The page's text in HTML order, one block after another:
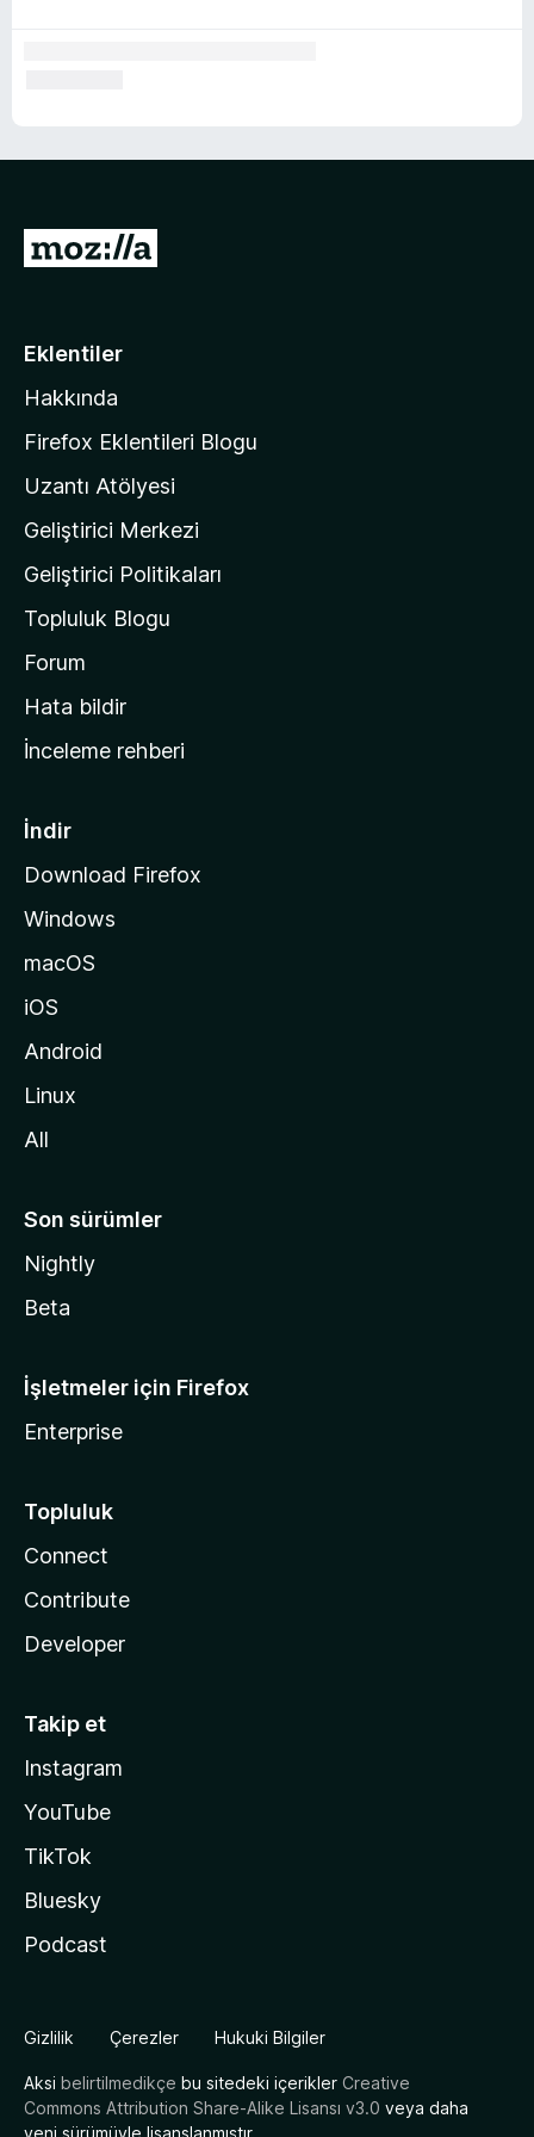
r
M
i
l
a
n
ı
n
n
a
s
y
a
ı
n
i
d
Eklentiler
Hakkında
Firefox Eklentileri Blogu
Uzantı Atölyesi
Geliştirici Merkezi
Geliştirici Politikaları
Topluluk Blogu
Forum
Hata bildir
İnceleme rehberi
İndir
Download Firefox
Windows
macOS
iOS
Android
Linux
All
Son sürümler
Nightly
Beta
İşletmeler için Firefox
Enterprise
Topluluk
Connect
Contribute
Developer
Takip et
Instagram
YouTube
TikTok
Bluesky
Podcast
Gizlilik Çerezler Hukuki Bilgiler
Aksi belirtilmedikçe bu sitedeki içerikler Creative
Commons Attribution Share-Alike Lisansı v3.0 veya daha
yeni sürümüyle lisanslanmıştır.